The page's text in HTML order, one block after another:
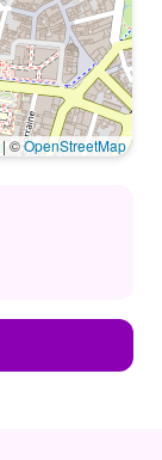
| ©OpenStreetMap